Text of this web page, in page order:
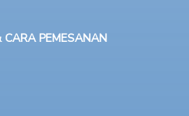
CARA PEMESANAN